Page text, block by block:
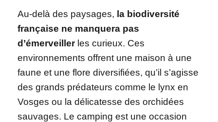
Au-delà des paysages, la biodiversité
française ne manquera pas
d’émerveillerles curieux. Ces
environnements offrent une maison à une
faune et une flore diversifiées, qu’il s’agisse
des grands prédateurs comme le lynx en
Vosges ou la délicatesse des orchidées
sauvages. Le camping est une occasion